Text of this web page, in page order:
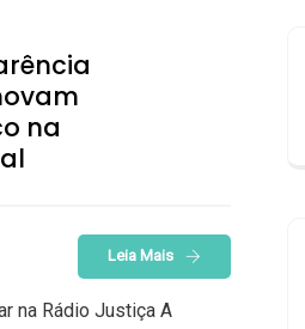
na
Leia Mais
na Rádio Justiça A